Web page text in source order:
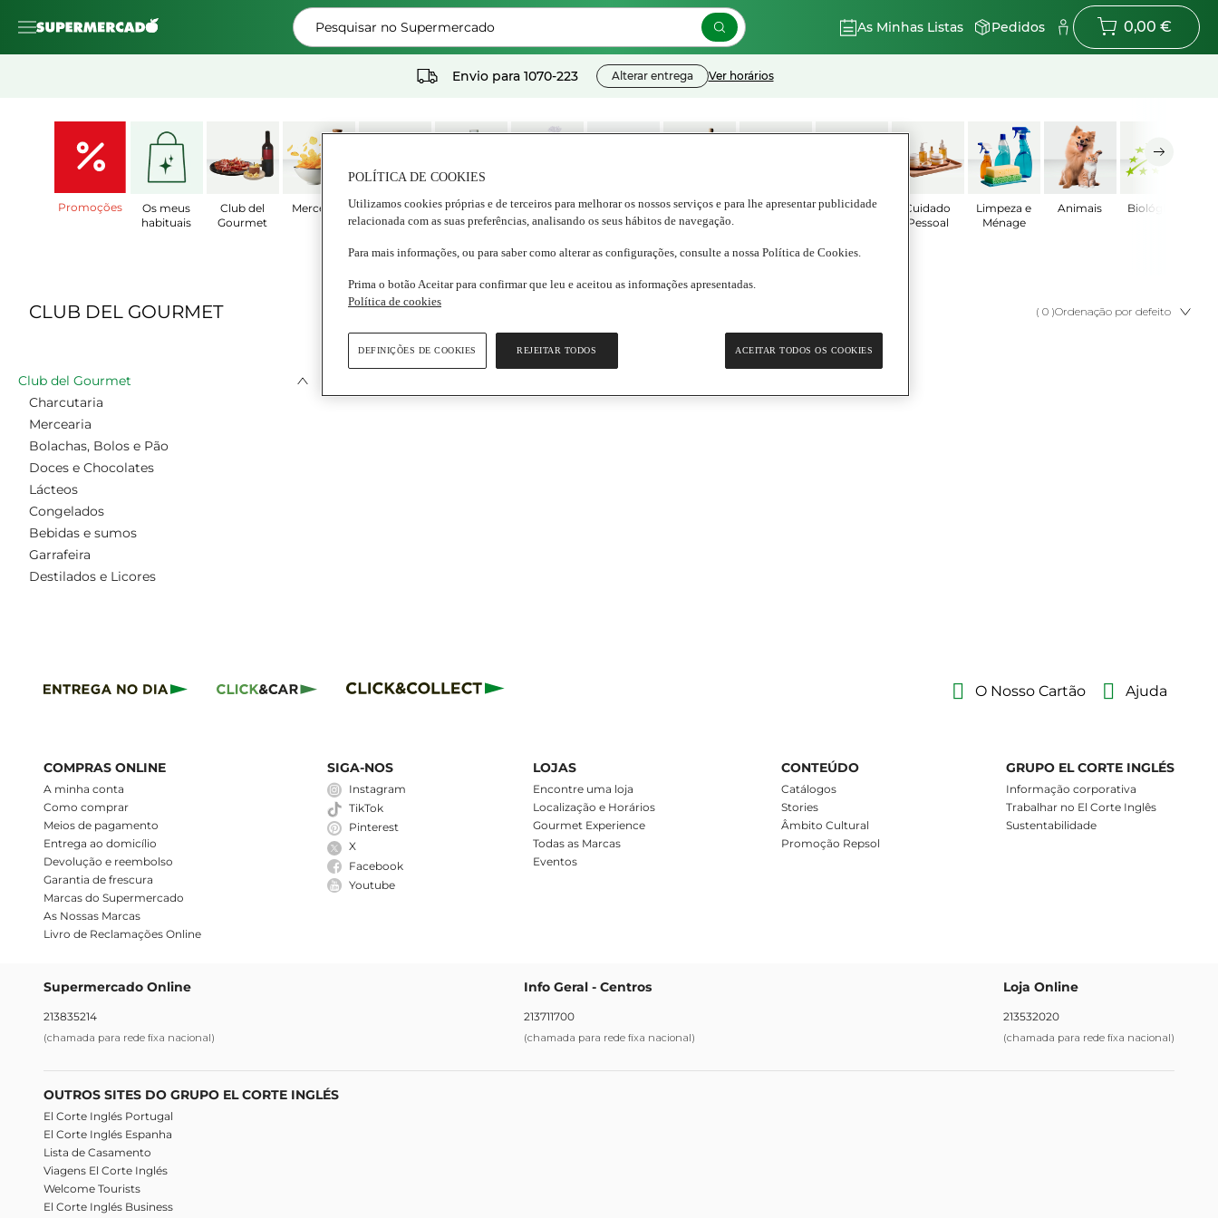
Pesquisar no Supermercado As Minhas Listas Pedidos 0,00 €
Envio para 1070-223 Alterar entrega Ver horários
Promoções
Os meus
habituais
Club del
Gourmet
Mercearia
Pratos
Preparados
Lacticínios e
ovos
Congelados
Nutrição e
Bem estar
Bebidas Frescos Bebé
Cuidado
Pessoal
Limpeza e
Ménage
Animais Biológicos
CLUB DEL GOURMET ( 0 )Ordenação por defeito
Club del Gourmet
Charcutaria
Mercearia
Bolachas, Bolos e Pão
Doces e Chocolates
Lácteos
Congelados
Bebidas e sumos
Garrafeira
Destilados e Licores
O Nosso Cartão Ajuda
COMPRAS ONLINE
A minha conta
Como comprar
Meios de pagamento
Entrega ao domicílio
Devolução e reembolso
Garantia de frescura
Marcas do Supermercado
As Nossas Marcas
Livro de Reclamações Online
SIGA-NOS
Instagram
TikTok
Pinterest
X
Facebook
Youtube
LOJAS
Encontre uma loja
Localização e Horários
Gourmet Experience
Todas as Marcas
Eventos
CONTEÚDO
Catálogos
Stories
Âmbito Cultural
Promoção Repsol
GRUPO EL CORTE INGLÉS
Informação corporativa
Trabalhar no El Corte Inglês
Sustentabilidade
Supermercado Online
213835214
(chamada para rede fixa nacional)
Info Geral - Centros
213711700
(chamada para rede fixa nacional)
Loja Online
213532020
(chamada para rede fixa nacional)
OUTROS SITES DO GRUPO EL CORTE INGLÉS
El Corte Inglés Portugal
El Corte Inglés Espanha
Lista de Casamento
Viagens El Corte Inglés
Welcome Tourists
El Corte Inglés Business
POLÍTICA DE COOKIES
Utilizamos cookies próprias e de terceiros para melhorar os nossos serviços e para lhe apresentar publicidade
relacionada com as suas preferências, analisando os seus hábitos de navegação.
Para mais informações, ou para saber como alterar as configurações, consulte a nossa Política de Cookies.
Prima o botão Aceitar para confirmar que leu e aceitou as informações apresentadas.
Política de cookies
REJEITAR TODOS ACEITAR TODOS OS COOKIES
DEFINIÇÕES DE COOKIES